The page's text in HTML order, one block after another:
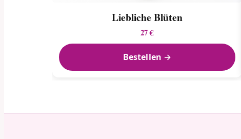
Liebliche Blüten
27 €
Bestellen →